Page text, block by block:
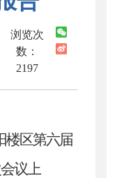
浏览次
数：
2197
楼区第六届
议上